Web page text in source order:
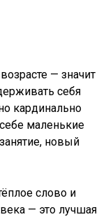
— значит
себя
кардинально
маленькие
новый
слово и
— это лучшая